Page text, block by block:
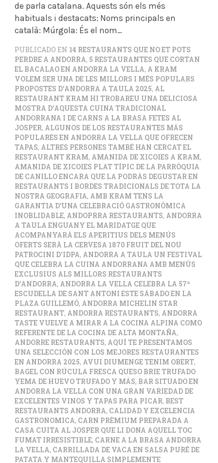
de parla catalana. Aquests són els més
habituals i destacats: Noms principals en
català: Múrgola: És el nom…
PUBLICADO EN 14 RESTAURANTS QUE NO ET POTS
PERDRE A ANDORRA, 5 RESTAURANTES QUE CORTAN
EL BACALAO EN ANDORRA LA VELLA, A KRAM
VOLEM SER UNA DE LES MILLORS I MÉS POPULARS
PROPOSTES D'ANDORRA A TAULA 2025, AL
RESTAURANT KRAM HI TROBAREU UNA DELICIOSA
MOSTRA D'AQUESTA CUINA TRADICIONAL
ANDORRANA I DE CARNS A LA BRASA FETES AL
JOSPER, ALGUNOS DE LOS RESTAURANTES MÁS
POPULARES EN ANDORRA LA VELLA QUE OFRECEN
TAPAS, ALTRES PERSONES TAMBÉ HAN CERCAT EL
RESTAURANT KRAM, AMANIDA DE XICOIES A KRAM,
AMANIDA DE XICOIES PLAT TÍPIC DE LA PARRÒQUIA
DE CANILLO ENCARA QUE LA PODRÀS DEGUSTAR EN
RESTAURANTS I BORDES TRADICIONALS DE TOTA LA
NOSTRA GEOGRAFIA, AMB KRAM TENS LA
GARANTIA D’UNA CELEBRACIÓ GASTRONÒMICA
INOBLIDABLE, ANDOPRRA RESTAURANTS, ANDORRA
A TAULA ENGUANY EL MARIDATGE QUE
ACOMPANYARÀ ELS APERITIUS DELS MENÚS
OFERTS SERÀ LA CERVESA 1870 FRUIT DEL NOU
PATROCINI D'IDPA, ANDORRA A TAULA UN FESTIVAL
QUE CELEBRA LA CUINA ANDORRANA AMB MENÚS
EXCLUSIUS ALS MILLORS RESTAURANTS
D'ANDORRA, ANDORRA LA VELLA CELEBRA LA 57ª
ESCUDELLA DE SANT ANTONI ESTE SÁBADO EN LA
PLAZA GUILLEMÓ, ANDORRA MICHELIN STAR
RESTAURANT, ANDORRA RESTAURANTS, ANDORRA
TASTE VUELVE A MIRAR A LA COCINA ALPINA COMO
REFERENTE DE LA COCINA DE ALTA MONTAÑA,
ANDORRE RESTAURANTS, AQUÍ TE PRESENTAMOS
UNA SELECCIÓN CON LOS MEJORES RESTAURANTES
EN ANDORRA 2025, AVUI DIUMENGE TENIM OBERT,
BAGEL CON RÚCULA FRESCA QUESO BRIE TRUFADO
YEMA DE HUEVO TRUFADO Y MÁS, BAR SITUADO EN
ANDORRA LA VELLA CON UNA GRAN VARIEDAD DE
EXCELENTES VINOS Y TAPAS PARA PICAR, BEST
RESTAURANTS ANDORRA, CALIDAD Y EXCELENCIA
GASTRONOMICA, CARN PRÈMIUM PREPARADA A
CASA CUITA AL JOSPER QUE LI DONA AQUELL TOC
FUMAT IRRESISTIBLE, CARNE A LA BRASA ANDORRA
LA VELLA, CARRILLADA DE VACA EN SALSA PURÉ DE
PATATA Y MANTEQUILLA SIMPLEMENTE